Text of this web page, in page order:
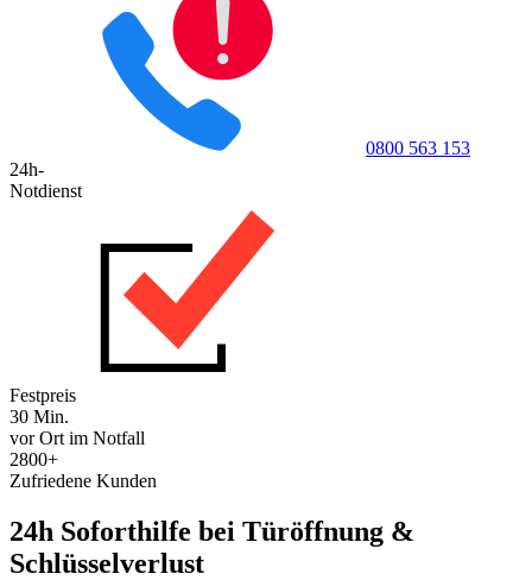
0800 563 153
24h-
Notdienst
Festpreis
30 Min.
vor Ort im Notfall
2800+
Zufriedene Kunden
24h Soforthilfe bei Türöffnung &
Schlüsselverlust